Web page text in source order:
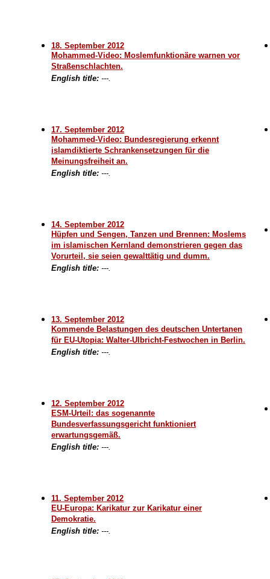
18. September 2012
Mohammed-Video: Moslemfunktionäre warnen vor
Straßenschlachten.
English title: ---.
17. September 2012
Mohammed-Video: Bundesregierung erkennt
islamdiktierte Schrankensetzungen für die
Meinungsfreiheit an.
English title: ---.
14. September 2012
Hüpfen und Sengen, Tanzen und Brennen: Moslems
im islamischen Kernland demonstrieren gegen das
Vorurteil, sie seien gewalttätig und dumm.
English title: ---.
13. September 2012
Kommende Belastungen des deutschen Untertanen
für EU-Utopia: Walter-Ulbricht-Festwochen in Berlin.
English title: ---.
12. September 2012
ESM-Urteil: das sogenannte
Bundesverfassungsgericht funktioniert
erwartungsgemäß.
English title: ---.
11. September 2012
EU-Europa: Karikatur zur Karikatur einer
Demokratie.
English title: ---.